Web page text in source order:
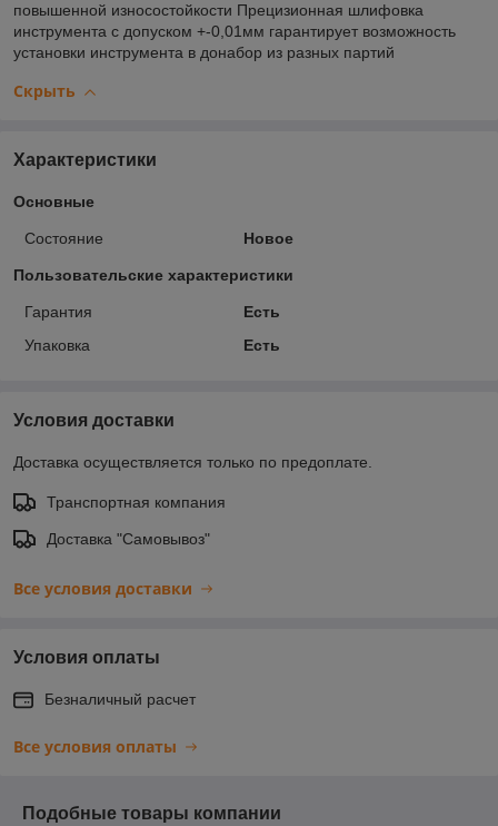
повышенной износостойкости Прецизионная шлифовка
инструмента с допуском +-0,01мм гарантирует возможность
установки инструмента в донабор из разных партий
Скрыть
Характеристики
Основные
Состояние Новое
Пользовательские характеристики
Гарантия
Есть
Упаковка
Есть
Условия доставки
Доставка осуществляется только по предоплате.
Транспортная компания
Доставка "Самовывоз"
Все условия доставки
Условия оплаты
Безналичный расчет
Все условия оплаты
Подобные товары компании